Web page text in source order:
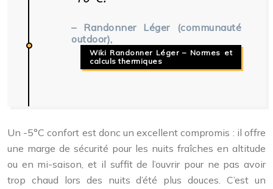
– Randonner Léger (communauté
outdoor),
Wiki Randonner Léger – Normes et
calculs thermiques
Un -5°C confort est donc un excellent compromis : il offre
une marge de sécurité pour les nuits fraîches en altitude
ou en mi-saison, et il suffit de l’ouvrir pour ne pas avoir
trop chaud lors des nuits d’été plus douces. C’est un